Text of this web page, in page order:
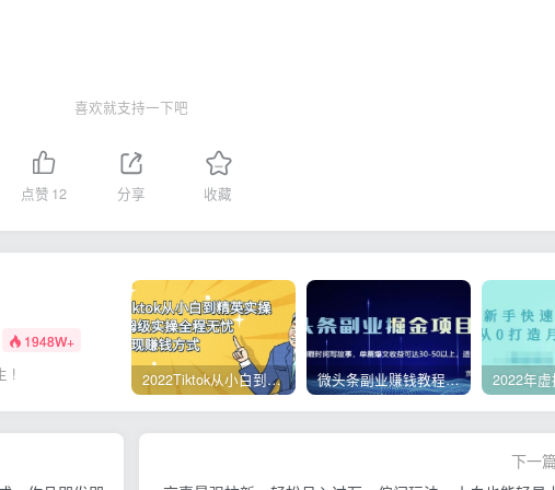
喜欢就支持一下吧
点赞 12 分享 收藏
1948W+
! 2022Tiktok从小白到精英实操，0-1保姆级实操全程无忧，多种变现赚钱方式 微头条副业赚钱教程，项目单号单天做到50-100+收益
下一